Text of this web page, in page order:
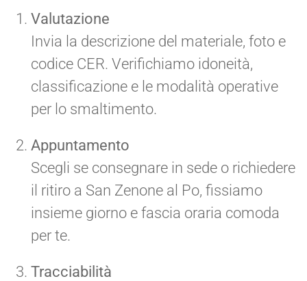
Valutazione
Invia la descrizione del materiale, foto e
codice CER. Verifichiamo idoneità,
classificazione e le modalità operative
per lo smaltimento.
Appuntamento
Scegli se consegnare in sede o richiedere
il ritiro a San Zenone al Po, fissiamo
insieme giorno e fascia oraria comoda
per te.
Tracciabilità